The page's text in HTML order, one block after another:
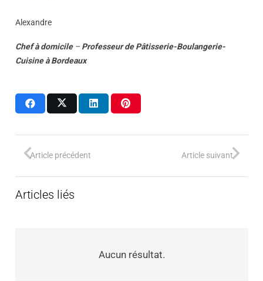
Alexandre
Chef à domicile–Professeur de Pâtisserie-Boulangerie-
Cuisine à Bordeaux
Article précédent Article suivant
Articles liés
Aucun résultat.